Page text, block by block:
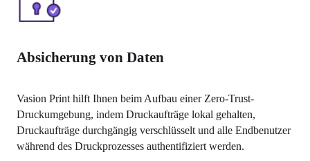
Absicherung von Daten
Vasion Print hilft Ihnen beim Aufbau einer Zero-Trust-
Druckumgebung, indem Druckaufträge lokal gehalten,
Druckaufträge durchgängig verschlüsselt und alle Endbenutzer
während des Druckprozesses authentifiziert werden.